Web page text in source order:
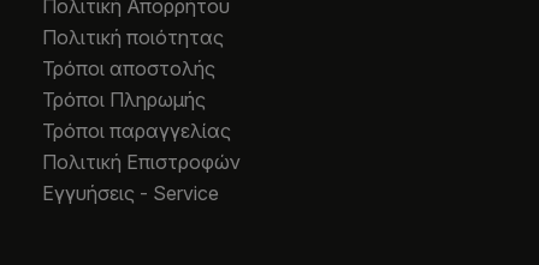
Πολιτική Απορρήτου
Πολιτική ποιότητας
Τρόποι αποστολής
Τρόποι Πληρωμής
Τρόποι παραγγελίας
Πολιτική Επιστροφών
Εγγυήσεις - Service